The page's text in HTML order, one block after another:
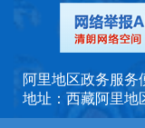
阿里地区政务服务
地址：西藏阿里地